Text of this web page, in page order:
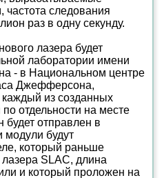
следования
раз в одну секунду.
лазера будет
лаборатории имени
- в Национальном центре
Джефферсона,
из созданных
отдельности на месте
будет отправлен в
модули будут
который раньше
SLAC, длина
и который проложен на